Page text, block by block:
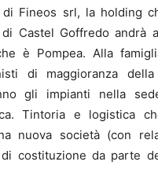
Fineos srl, la holding
Castel Goffredo andrà
è Pompea. Alla
di maggioranza
gli impianti nella
Tintoria e logistica
nuova società (con
costituzione da parte